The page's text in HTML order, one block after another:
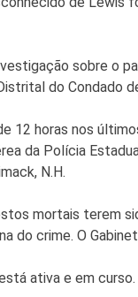
sobre o
do Condado
12 horas nos
da Polícia
N.H.
mortais terem
do crime. O
ativa e em curso.